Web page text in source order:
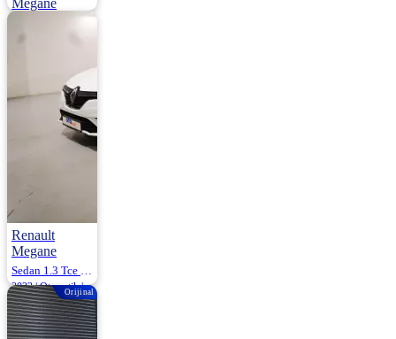
Renault
Megane
2023 | Otomatik |
Benzin | 131.634
Km
1.340.000
Orijinal